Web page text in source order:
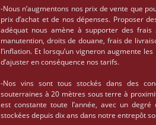
-Nous n’augmentons nos prix de vente que
prix d’achat et de nos dépenses. Proposer
adéquat nous amène à supporter des
manutention, droits de douane, frais de
l’inflation. Et lorsqu’un vigneron augmente
d’ajuster en conséquence nos tarifs.
-Nos vins sont tous stockés dans des
souterraines à 20 mètres sous terre à
est constante toute l’année, avec un degré
stockées depuis dix ans dans notre entrepôt